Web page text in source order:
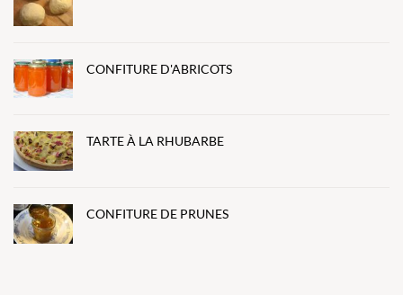
CONFITURE D'ABRICOTS
TARTE À LA RHUBARBE
CONFITURE DE PRUNES